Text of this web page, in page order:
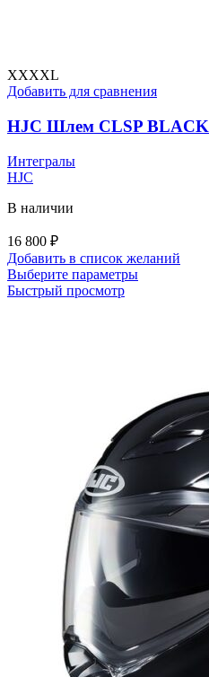
XXXXL
Добавить для сравнения
HJC Шлем CLSP BLACK
Интегралы
HJC
В наличии
16 800 ₽
Добавить в список желаний
Выберите параметрыЭтот
странице
товара.
Быстрый просмотр